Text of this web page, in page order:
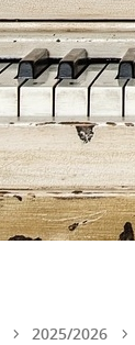
2025/2026